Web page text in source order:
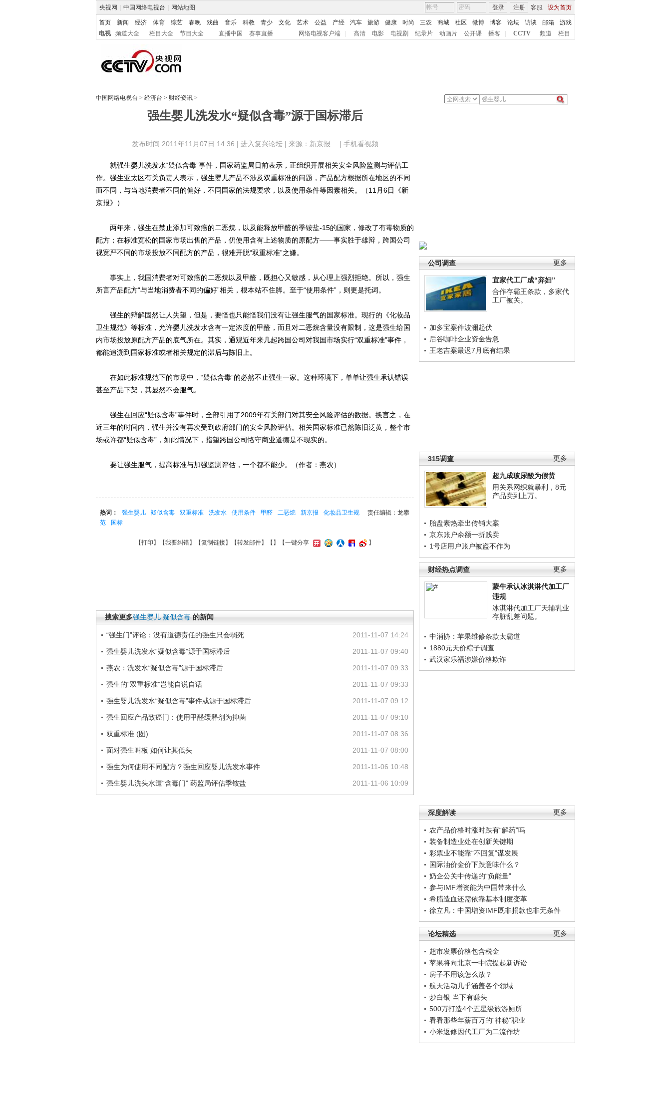
央视网 中国网络电视台 网站地图 客服 设为首页
登录 注册
首页 新闻 经济 体育 综艺 春晚 戏曲 音乐 科教 青少 文化 艺术 公益 产经 汽车 旅游 健康 时尚 三农 商城 社区 微博 博客 论坛 访谈 邮箱
游戏
电视
频道大全 栏目大全 节目大全 直播中国 赛事直播 网络电视客户端 高清 电影 电视剧 纪录片 动画片 公开课 播客 CCTV 频道 栏目
中国网络电视台 > 经济台 > 财经资讯 >
强生婴儿洗发水“疑似含毒”源于国标滞后
发布时间:2011年11月07日 14:36 | 进入复兴论坛| 来源：新京报 | 手机看视频
更多
公司调查
宜家代工厂成“弃妇”
合作存霸王条款，多家代
工厂被关。
加多宝案件波澜起伏
后谷咖啡企业资金告急
王老吉案最迟7月底有结果
更多
315调查
超九成玻尿酸为假货
用关系网织就暴利，8元
产品卖到上万。
胎盘素热牵出传销大案
京东账户余额一折贱卖
1号店用户账户被盗不作为
更多
财经热点调查
蒙牛承认冰淇淋代加工厂
违规
冰淇淋代加工厂天辅乳业
存脏乱差问题。
中消协：苹果维修条款太霸道
1880元天价粽子调查
武汉家乐福涉嫌价格欺诈
更多
深度解读
农产品价格时涨时跌有“解药”吗
装备制造业处在创新关键期
彩票业不能靠“不回复”谋发展
国际油价金价下跌意味什么？
奶企公关中传递的“负能量”
参与IMF增资能为中国带来什么
希腊造血还需依靠基本制度变革
徐立凡：中国增资IMF既非捐款也非无条件
更多
论坛精选
超市发票价格包含税金
苹果将向北京一中院提起新诉讼
房子不用该怎么放？
航天活动几乎涵盖各个领域
炒白银 当下有赚头
500万打造4个五星级旅游厕所
看看那些年薪百万的“神秘”职业
小米返修因代工厂为二流作坊
就强生婴儿洗发水“疑似含毒”事件，国家药监局日前表示，正组织开展相关安全风险监测与评估工
作。强生亚太区有关负责人表示，强生婴儿产品不涉及双重标准的问题，产品配方根据所在地区的不同
而不同，与当地消费者不同的偏好，不同国家的法规要求，以及使用条件等因素相关。（11月6日《新
京报》）
两年来，强生在禁止添加可致癌的二恶烷，以及能释放甲醛的季铵盐-15的国家，修改了有毒物质的
配方；在标准宽松的国家市场出售的产品，仍使用含有上述物质的原配方——事实胜于雄辩，跨国公司
视宽严不同的市场投放不同配方的产品，很难开脱“双重标准”之嫌。
事实上，我国消费者对可致癌的二恶烷以及甲醛，既担心又敏感，从心理上强烈拒绝。所以，强生
所言产品配方“与当地消费者不同的偏好”相关，根本站不住脚。至于“使用条件”，则更是托词。
强生的辩解固然让人失望，但是，要怪也只能怪我们没有让强生服气的国家标准。现行的《化妆品
卫生规范》等标准，允许婴儿洗发水含有一定浓度的甲醛，而且对二恶烷含量没有限制，这是强生给国
内市场投放原配方产品的底气所在。其实，通观近年来几起跨国公司对我国市场实行“双重标准”事件，
都能追溯到国家标准或者相关规定的滞后与陈旧上。
在如此标准规范下的市场中，“疑似含毒”的必然不止强生一家。这种环境下，单单让强生承认错误
甚至产品下架，其显然不会服气。
强生在回应“疑似含毒”事件时，全部引用了2009年有关部门对其安全风险评估的数据。换言之，在
近三年的时间内，强生并没有再次受到政府部门的安全风险评估。相关国家标准已然陈旧泛黄，整个市
场或许都“疑似含毒”，如此情况下，指望跨国公司恪守商业道德是不现实的。
要让强生服气，提高标准与加强监测评估，一个都不能少。（作者：燕农）
责任编辑：龙攀
热词： 强生婴儿 疑似含毒 双重标准 洗发水 使用条件 甲醛 二恶烷 新京报
化妆品卫生规
范
国标
【打印 】【我要纠错】【复制链接】【转发邮件】【 】 【一键分享 】
搜索更多强生婴儿 疑似含毒 的新闻
2011-11-07 14:24
“强生门”评论：没有道德责任的强生只会弱死
2011-11-07 09:40
强生婴儿洗发水“疑似含毒”源于国标滞后
2011-11-07 09:33
燕农：洗发水“疑似含毒”源于国标滞后
2011-11-07 09:33
强生的“双重标准”岂能自说自话
2011-11-07 09:12
强生婴儿洗发水“疑似含毒”事件或源于国标滞后
2011-11-07 09:10
强生回应产品致癌门：使用甲醛缓释剂为抑菌
2011-11-07 08:36
双重标准 (图)
2011-11-07 08:00
面对强生叫板 如何让其低头
2011-11-06 10:48
强生为何使用不同配方？强生回应婴儿洗发水事件
2011-11-06 10:09
强生婴儿洗头水遭“含毒门” 药监局评估季铵盐